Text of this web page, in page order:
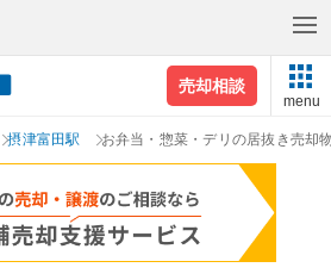
売却相談
menu
摂津富田駅 お弁当・惣菜・デリの居抜き売却